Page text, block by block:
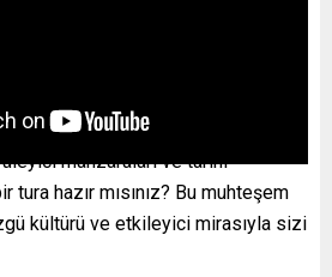
manzaraları ve tarihi
hazır mısınız? Bu muhteşem
kültürü ve etkileyici mirasıyla sizi